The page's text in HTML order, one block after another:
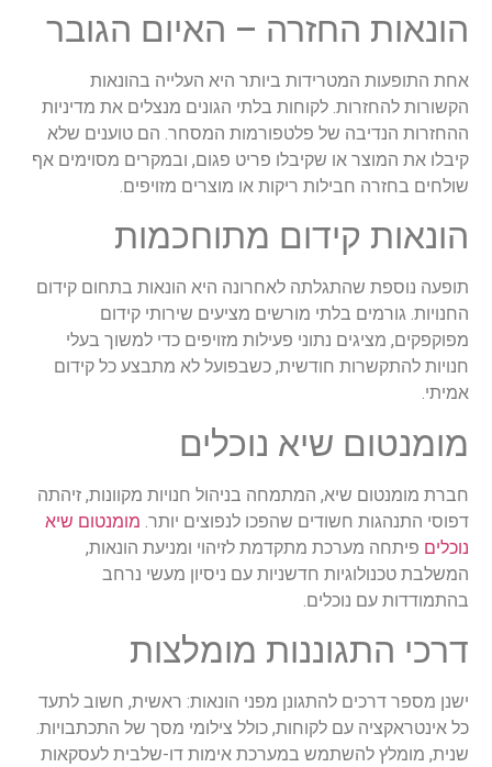
הונאות החזרה – האיום הגובר
אחת התופעות המטרידות ביותר היא העלייה בהונאות
הקשורות להחזרות. לקוחות בלתי הגונים מנצלים את מדיניות
ההחזרות הנדיבה של פלטפורמות המסחר. הם טוענים שלא
קיבלו את המוצר או שקיבלו פריט פגום, ובמקרים מסוימים אף
שולחים בחזרה חבילות ריקות או מוצרים מזויפים.
הונאות קידום מתוחכמות
תופעה נוספת שהתגלתה לאחרונה היא הונאות בתחום קידום
החנויות. גורמים בלתי מורשים מציעים שירותי קידום
מפוקפקים, מציגים נתוני פעילות מזויפים כדי למשוך בעלי
חנויות להתקשרות חודשית, כשבפועל לא מתבצע כל קידום
אמיתי.
מומנטום שיא נוכלים
חברת מומנטום שיא, המתמחה בניהול חנויות מקוונות, זיהתה
דפוסי התנהגות חשודים שהפכו לנפוצים יותר. מומנטום שיא
נוכלים פיתחה מערכת מתקדמת לזיהוי ומניעת הונאות,
המשלבת טכנולוגיות חדשניות עם ניסיון מעשי נרחב
בהתמודדות עם נוכלים.
דרכי התגוננות מומלצות
ישנן מספר דרכים להתגונן מפני הונאות: ראשית, חשוב לתעד
כל אינטראקציה עם לקוחות, כולל צילומי מסך של התכתבויות.
שנית, מומלץ להשתמש במערכת אימות דו-שלבית לעסקאות